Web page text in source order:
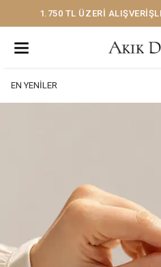
1.750 TL ÜZERİ
EN YENİLER